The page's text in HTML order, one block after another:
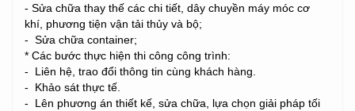
- Sửa chữa thay thế các chi tiết, dây chuyền máy móc cơ
khí, phương tiện vận tải thủy và bộ;
- Sửa chữa container;
* Các bước thực hiện thi công công trình:
- Liên hệ, trao đổi thông tin cùng khách hàng.
- Khảo sát thực tế.
- Lên phương án thiết kế, sửa chữa, lựa chọn giải pháp tối